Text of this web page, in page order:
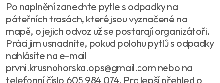
Po naplnění zanechte pytle s odpadky na
páteřních trasách, které jsou vyznačené na
mapě, o jejich odvoz už se postarají organizátoři.
Práci jim usnadníte, pokud polohu pytlů s odpadky
nahlásíte na e-mail
prvni.krusnohorska.ops@gmail.com nebo na
telefonní číslo 605 984 074. Pro lepší přehled o